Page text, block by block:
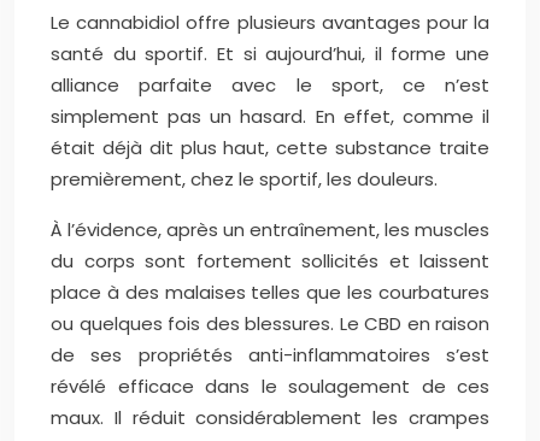
Le cannabidiol offre plusieurs avantages pour la
santé du sportif. Et si aujourd’hui, il forme une
alliance parfaite avec le sport, ce n’est
simplement pas un hasard. En effet, comme il
était déjà dit plus haut, cette substance traite
premièrement, chez le sportif, les douleurs.
À l’évidence, après un entraînement, les muscles
du corps sont fortement sollicités et laissent
place à des malaises telles que les courbatures
ou quelques fois des blessures. Le CBD en raison
de ses propriétés anti-inflammatoires s’est
révélé efficace dans le soulagement de ces
maux. Il réduit considérablement les crampes